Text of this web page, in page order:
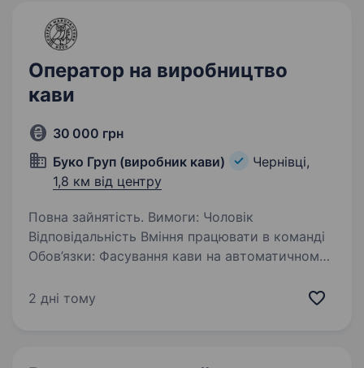
Оператор на виробництво
кави
30 000 грн
Буко Груп (виробник кави)
Чернівці,
1,8 км від центру
Повна зайнятість. Вимоги: Чоловік
Відповідальність Вміння працювати в команді
Обов’язки: Фасування кави на автоматичному
Пт 9:00−18:00 Доплата за додаткові години
2 дні тому